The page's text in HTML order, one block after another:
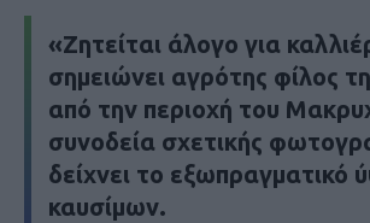
«Ζητείται άλογο για
σημειώνει αγρότης φίλος
από την περιοχή του
συνοδεία σχετικής
δείχνει το εξωπραγματικό
καυσίμων.